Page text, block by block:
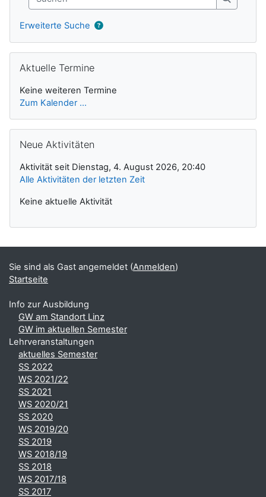
Suchen
Erweiterte Suche
Aktuelle Termine
Keine weiteren Termine
Zum Kalender ...
Neue Aktivitäten
Aktivität seit Dienstag, 4. August 2026, 20:40
Alle Aktivitäten der letzten Zeit
Keine aktuelle Aktivität
Sie sind als Gast angemeldet (Anmelden)
Startseite
Info zur Ausbildung
GW am Standort Linz
GW im aktuellen Semester
Lehrveranstaltungen
aktuelles Semester
SS 2022
WS 2021/22
SS 2021
WS 2020/21
SS 2020
WS 2019/20
SS 2019
WS 2018/19
SS 2018
WS 2017/18
SS 2017